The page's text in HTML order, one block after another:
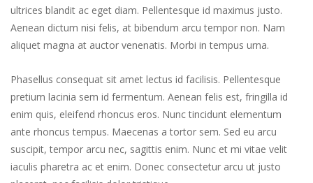
ultrices blandit ac eget diam. Pellentesque id maximus justo.
Aenean dictum nisi felis, at bibendum arcu tempor non. Nam
aliquet magna at auctor venenatis. Morbi in tempus urna.
Phasellus consequat sit amet lectus id facilisis. Pellentesque
pretium lacinia sem id fermentum. Aenean felis est, fringilla id
enim quis, eleifend rhoncus eros. Nunc tincidunt elementum
ante rhoncus tempus. Maecenas a tortor sem. Sed eu arcu
suscipit, tempor arcu nec, sagittis enim. Nunc et mi vitae velit
iaculis pharetra ac et enim. Donec consectetur arcu ut justo